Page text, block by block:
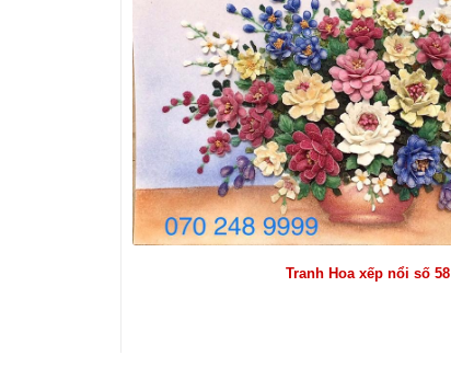
Tranh Hoa xếp nổi số 58